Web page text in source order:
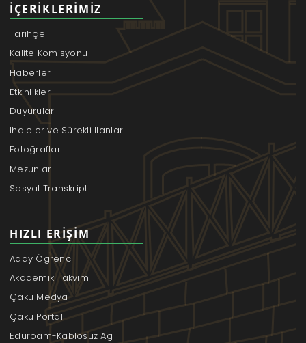
İÇERIKLERIMIZ
Tarihçe
Kalite Komisyonu
Haberler
Etkinlikler
Duyurular
İhaleler ve Sürekli İlanlar
Fotoğraflar
Mezunlar
Sosyal Transkript
HIZLI ERIŞIM
Aday Öğrenci
Akademik Takvim
Çakü Medya
Çakü Portal
Eduroam-Kablosuz Ağ